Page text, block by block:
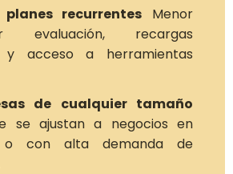
recurrentes Menor
recargas
y acceso a herramientas
de cualquier tamaño
se ajustan a negocios en
o con alta demanda de